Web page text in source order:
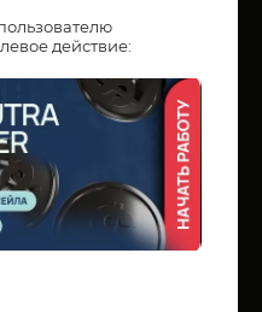
действие: